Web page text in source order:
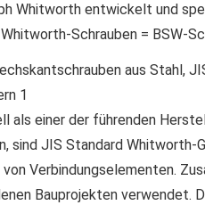
Whitworth entwickelt und
Schrauben = BSW-
als einer der führenden
sind JIS Standard Whitworth-
von Verbindungselementen.
Bauprojekten verwendet.